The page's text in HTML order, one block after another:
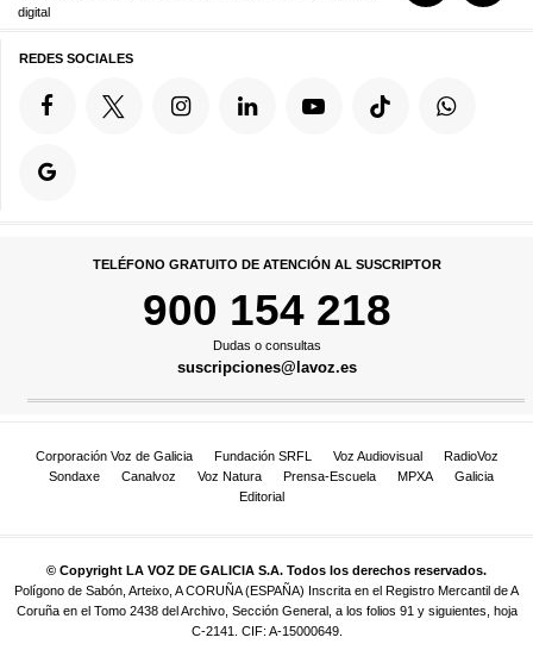
digital
REDES SOCIALES
TELÉFONO GRATUITO DE ATENCIÓN AL SUSCRIPTOR
900 154 218
Dudas o consultas
suscripciones@lavoz.es
Corporación Voz de Galicia Fundación SRFL Voz Audiovisual
RadioVoz
Sondaxe
Canalvoz Voz Natura Prensa-Escuela MPXA
Galicia
Editorial
© Copyright LA VOZ DE GALICIA S.A. Todos los derechos reservados.
Polígono de Sabón, Arteixo, A CORUÑA (ESPAÑA) Inscrita en el Registro Mercantil de A
Coruña en el Tomo 2438 del Archivo, Sección General, a los folios 91 y siguientes, hoja
C-2141. CIF: A-15000649.